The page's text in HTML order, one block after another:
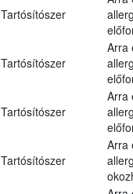
Tartósítószer
Tartósítószer
Arra
Tartósítószer
Arra
Tartósítószer
Arra